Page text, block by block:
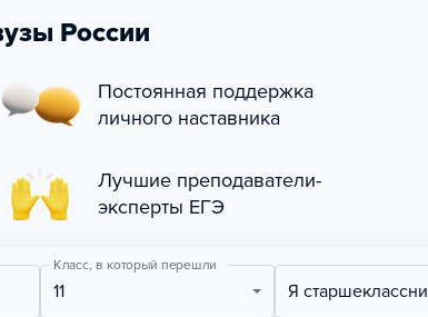
России
Постоянная поддержка
личного наставника
Лучшие преподаватели-
эксперты ЕГЭ
Класс, в который перешли
11 Я